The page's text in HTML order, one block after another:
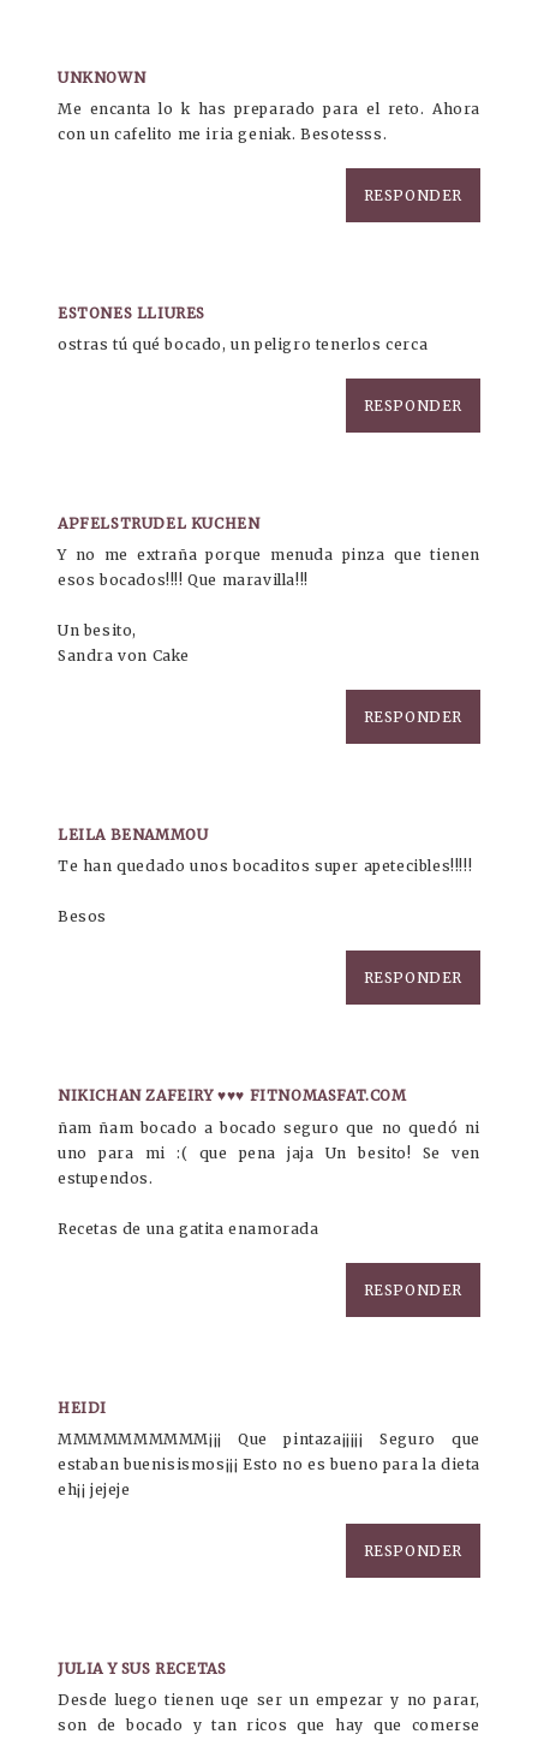
UNKNOWN
Me encanta lo k has preparado para el reto. Ahora
con un cafelito me iria geniak. Besotesss.
RESPONDER
ESTONES LLIURES
ostras tú qué bocado, un peligro tenerlos cerca
RESPONDER
APFELSTRUDEL KUCHEN
Y no me extraña porque menuda pinza que tienen
esos bocados!!!! Que maravilla!!!
Un besito,
Sandra von Cake
RESPONDER
LEILA BENAMMOU
Te han quedado unos bocaditos super apetecibles!!!!!
Besos
RESPONDER
NIKICHAN ZAFEIRY ♥♥♥ FITNOMASFAT.COM
ñam ñam bocado a bocado seguro que no quedó ni
uno para mi :( que pena jaja Un besito! Se ven
estupendos.
Recetas de una gatita enamorada
RESPONDER
HEIDI
MMMMMMMMMM¡¡¡ Que pintaza¡¡¡¡¡ Seguro que
estaban buenisismos¡¡¡ Esto no es bueno para la dieta
eh¡¡ jejeje
RESPONDER
JULIA Y SUS RECETAS
Desde luego tienen uqe ser un empezar y no parar,
son de bocado y tan ricos que hay que comerse